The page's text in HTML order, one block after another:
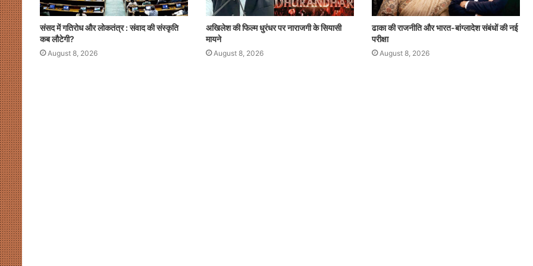
संसद में गतिरोध और लोकतंत्र : संवाद की संस्कृति
कब लौटेगी?
August 8, 2026
अखिलेश की फिल्म धुरंधर पर नाराजगी के सियासी
मायने
August 8, 2026
ढाका की राजनीति और भारत-बांग्लादेश संबंधों की नई
परीक्षा
August 8, 2026
नाराजगी के सियासी मायने
और
अखिलेश
और
बदलता